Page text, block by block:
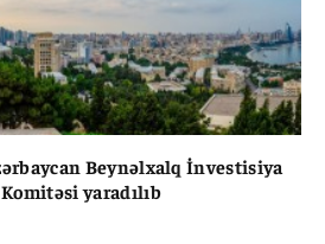
Beynəlxalq İnvestisiya
yaradılıb